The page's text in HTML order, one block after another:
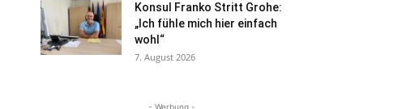
Konsul Franko Stritt Grohe:
„Ich fühle mich hier einfach
wohl“
7. August 2026
- Werbung -